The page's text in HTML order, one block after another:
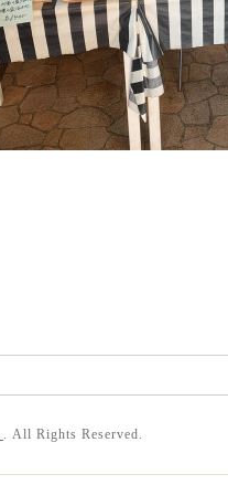
. All Rights Reserved.